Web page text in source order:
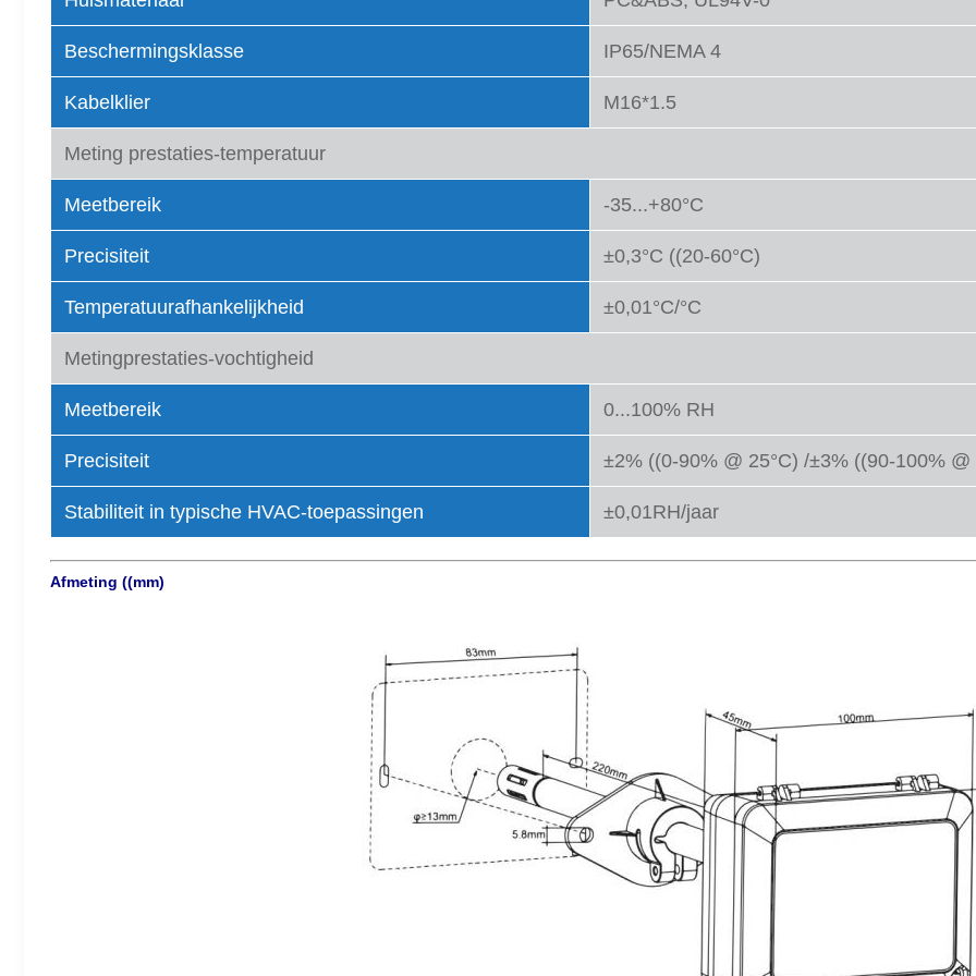
Beschermingsklasse IP65/NEMA 4
Kabelklier M16*1.5
Meting prestaties-temperatuur
Meetbereik -35...+80°C
Precisiteit ±0,3°C ((20-60°C)
Temperatuurafhankelijkheid ±0,01°C/°C
Metingprestaties-vochtigheid
Meetbereik 0...100% RH
Precisiteit ±2% ((0-90% @ 25°C) /±3% ((90-100% @
Stabiliteit in typische HVAC-toepassingen ±0,01RH/jaar
Afmeting ((mm)